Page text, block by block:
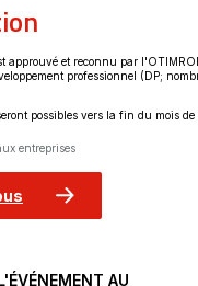
approuvé et reconnu par
professionnel (DP;
possibles vers la fin du mois de
entreprises
AU